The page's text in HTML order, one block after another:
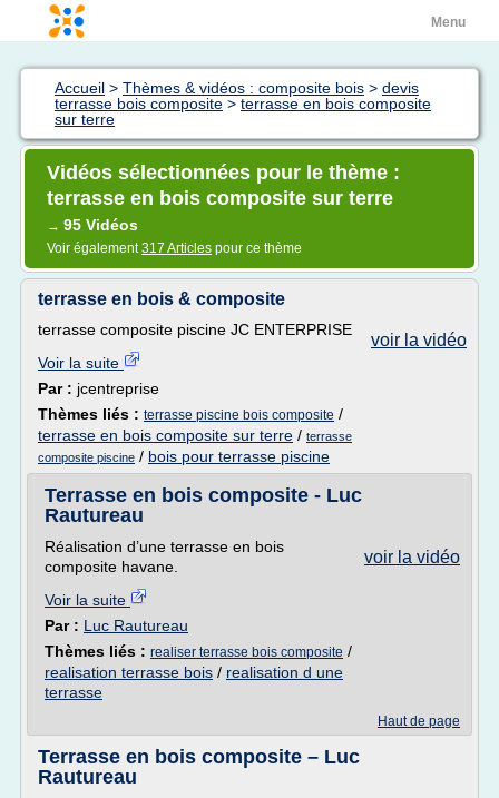
Menu
Accueil > Thèmes & vidéos : composite bois > devis
terrasse bois composite > terrasse en bois composite
sur terre
Vidéos sélectionnées pour le thème :
terrasse en bois composite sur terre
→ 95 Vidéos
Voir également317 Articles pour ce thème
terrasse en bois & composite
voir la vidéo
terrasse composite piscine JC ENTERPRISE
Voir la suite
Par : jcentreprise
Thèmes liés : terrasse piscine bois composite /
terrasse en bois composite sur terre / terrasse
composite piscine / bois pour terrasse piscine
Terrasse en bois composite - Luc
Rautureau
voir la vidéo
Réalisation d’une terrasse en bois
composite havane.
Voir la suite
Par : Luc Rautureau
Thèmes liés : realiser terrasse bois composite /
realisation terrasse bois / realisation d une
terrasse
Haut de page
Terrasse en bois composite – Luc
Rautureau